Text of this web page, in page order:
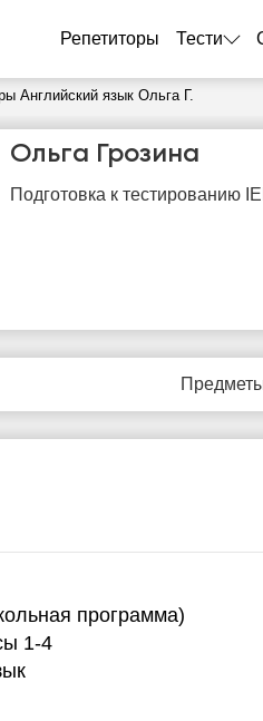
Репетиторы Тести
Английский язык Ольга Г.
Ольга Грозина
Подготовка к тестированию
программа)
1-4
9
10
свободных
Нет
свободных